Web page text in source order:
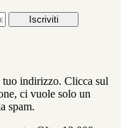
Iscriviti
indirizzo. Clicca sul
ci vuole solo un
spam.